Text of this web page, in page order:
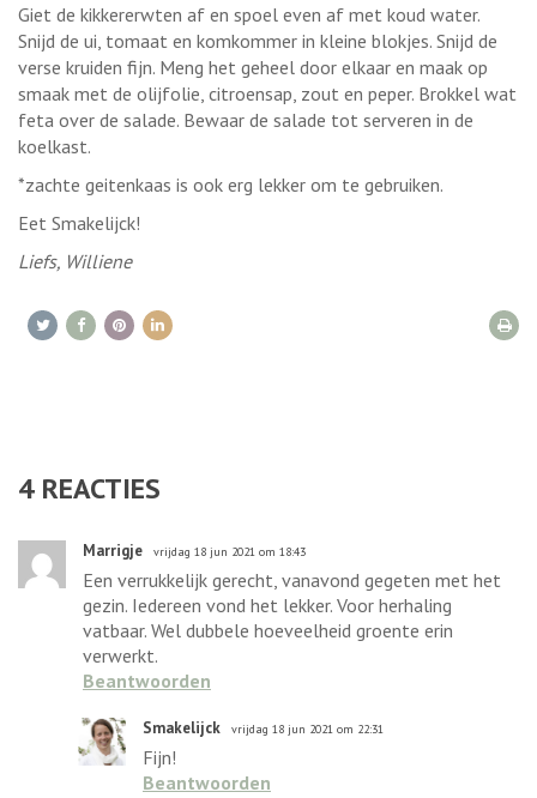
Giet de kikkererwten af en spoel even af met koud water.
Snijd de ui, tomaat en komkommer in kleine blokjes. Snijd de
verse kruiden fijn. Meng het geheel door elkaar en maak op
smaak met de olijfolie, citroensap, zout en peper. Brokkel wat
feta over de salade. Bewaar de salade tot serveren in de
koelkast.
*zachte geitenkaas is ook erg lekker om te gebruiken.
Eet Smakelijck!
Liefs, Williene
4 REACTIES
Marrigje vrijdag 18 jun 2021 om 18:43
Een verrukkelijk gerecht, vanavond gegeten met het
gezin. Iedereen vond het lekker. Voor herhaling
vatbaar. Wel dubbele hoeveelheid groente erin
verwerkt.
Beantwoorden
Smakelijck vrijdag 18 jun 2021 om 22:31
Fijn!
Beantwoorden